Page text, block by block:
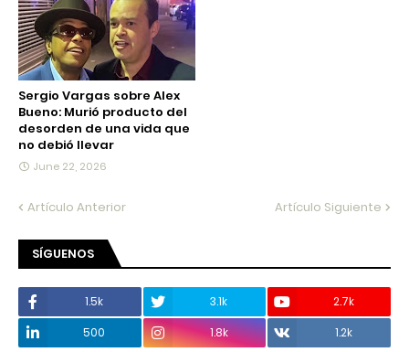
Sergio Vargas sobre Alex
Bueno: Murió producto del
desorden de una vida que
no debió llevar
June 22, 2026
Artículo Anterior Artículo Siguiente
SÍGUENOS
1.5k 3.1k
2.7k
500
1.8k 1.2k